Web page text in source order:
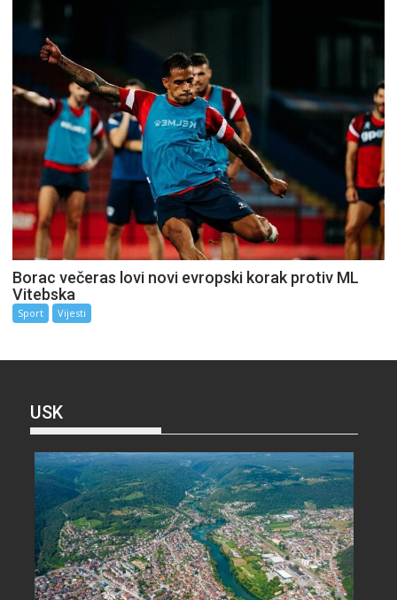
Borac večeras lovi novi evropski korak protiv ML
Vitebska
Sport Vijesti
USK